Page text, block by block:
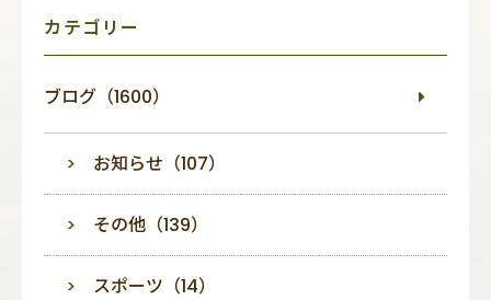
カテゴリー
ブログ（1600）
お知らせ（107）
その他（139）
スポーツ（14）